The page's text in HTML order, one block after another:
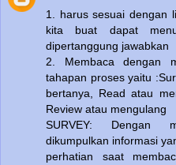
1. harus sesuai dengan
kita buat dapat
dipertanggung jawabkan
2. Membaca dengan
tahapan proses yaitu
bertanya, Read atau
Review atau mengulang
SURVEY: Dengan
dikumpulkan informasi
perhatian saat